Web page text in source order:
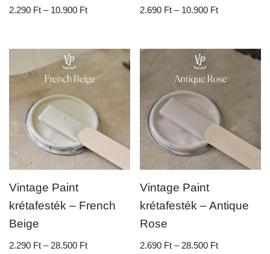
2.290 Ft – 10.900 Ft 2.690 Ft – 10.900 Ft
Vintage Paint
krétafesték – French
Beige
2.290 Ft – 28.500 Ft
Vintage Paint
krétafesték – Antique
Rose
2.690 Ft – 28.500 Ft